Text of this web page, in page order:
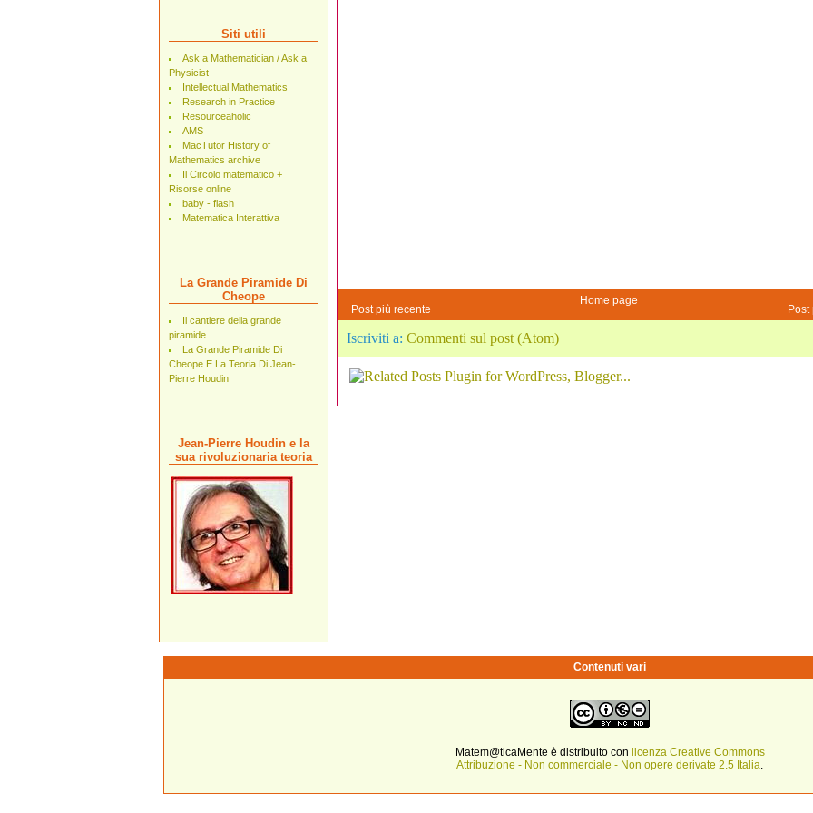
Post più recente Post
Home page
Iscriviti a: Commenti sul post (Atom)
Siti utili
Ask a Mathematician / Ask a
Physicist
Intellectual Mathematics
Research in Practice
Resourceaholic
AMS
MacTutor History of
Mathematics archive
Il Circolo matematico +
Risorse online
baby - flash
Matematica Interattiva
La Grande Piramide Di
Cheope
Il cantiere della grande
piramide
La Grande Piramide Di
Cheope E La Teoria Di Jean-
Pierre Houdin
Jean-Pierre Houdin e la
sua rivoluzionaria teoria
Contenuti vari
Matem@ticaMente è distribuito con licenza Creative Commons
Attribuzione - Non commerciale - Non opere derivate 2.5 Italia.